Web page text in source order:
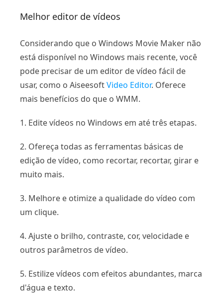
Melhor editor de vídeos
Considerando que o Windows Movie Maker não
está disponível no Windows mais recente, você
pode precisar de um editor de vídeo fácil de
usar, como o AiseesoftVideo Editor. Oferece
mais benefícios do que o WMM.
1. Edite vídeos no Windows em até três etapas.
2. Ofereça todas as ferramentas básicas de
edição de vídeo, como recortar, recortar, girar e
muito mais.
3. Melhore e otimize a qualidade do vídeo com
um clique.
4. Ajuste o brilho, contraste, cor, velocidade e
outros parâmetros de vídeo.
5. Estilize vídeos com efeitos abundantes, marca
d'água e texto.